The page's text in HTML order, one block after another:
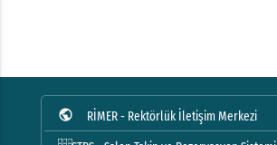
public
RİMER - Rektörlük İletişim Merkezi